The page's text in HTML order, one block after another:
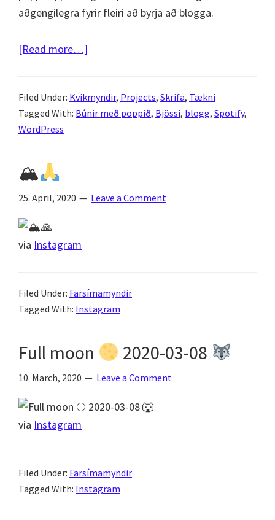
aðgengilegra fyrir fleiri að byrja að blogga.
[Read more…]
hlaðvarp
af
Filed Under: Kvikmyndir, Projects, Skrifa, Tækni
Tagged With: Búnir með poppið, Bjössi, blogg, Spotify,
WordPress
🏔
25. April, 2020 Leave a Comment
via Instagram
Filed Under: Farsímamyndir
Tagged With: Instagram
Full moon 2020-03-08
10. March, 2020 Leave a Comment
via Instagram
Filed Under: Farsímamyndir
Tagged With: Instagram